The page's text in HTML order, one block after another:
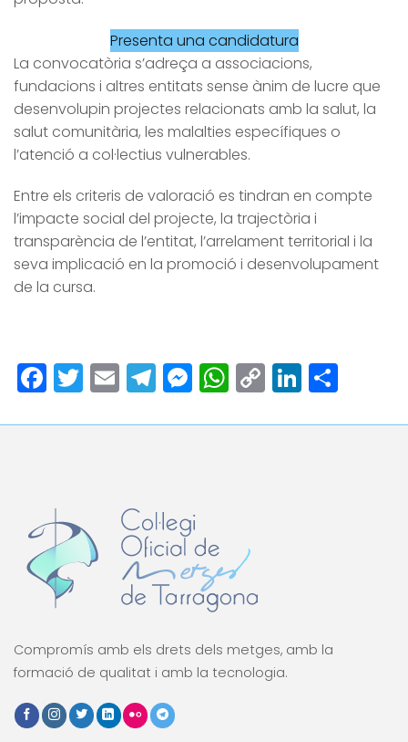
Presenta una candidatura
La convocatòria s’adreça a associacions,
fundacions i altres entitats sense ànim de lucre que
desenvolupin projectes relacionats amb la salut, la
salut comunitària, les malalties específiques o
l’atenció a col·lectius vulnerables.
Entre els criteris de valoració es tindran en compte
l’impacte social del projecte, la trajectòria i
transparència de l’entitat, l’arrelament territorial i la
seva implicació en la promoció i desenvolupament
de la cursa.
Facebook
Twitter
EmailTelegram
Messenger
WhatsApp
Copy
Link
Compromís amb els drets dels metges, amb la
formació de qualitat i amb la tecnologia.